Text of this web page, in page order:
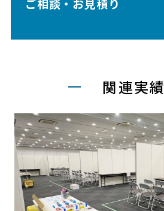
ご相談・お見積り
関連実績